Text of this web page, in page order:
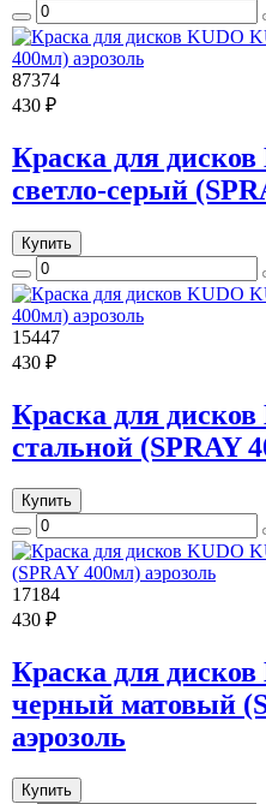
87374
430 ₽
Краска для
светло-серый
Купить
15447
430 ₽
Краска для
стальной (SPRAY
Купить
17184
430 ₽
Краска для
черный матовый
аэрозоль
Купить